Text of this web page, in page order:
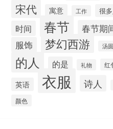
宋代 寓意 工作 很
时间 春节 春节期
服饰 梦幻西游 汤圆
的人 的是 礼物 红
英语 衣服 诗人
颜色